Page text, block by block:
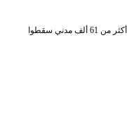
أكثر من 61 ألف مدني سقطوا